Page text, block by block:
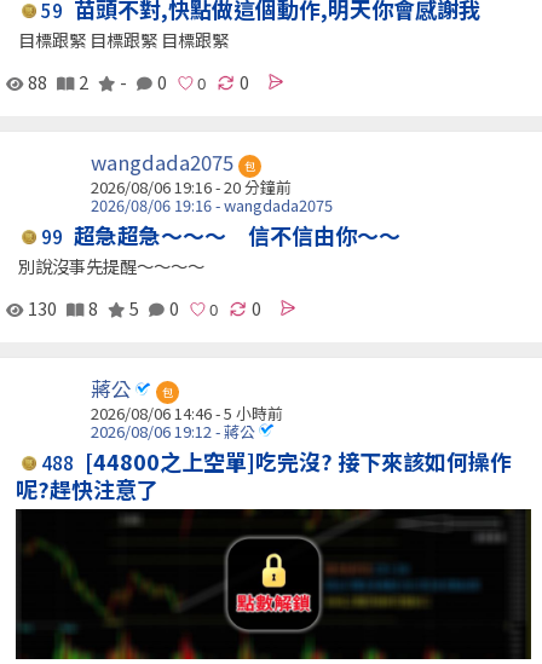
59 苗頭不對,快點做這個動作,明天你會感謝我
目標跟緊 目標跟緊 目標跟緊
88
2 - 0 0
wangdada2075 包
2026/08/06 19:16 -20 分鐘前
2026/08/06 19:16 - wangdada2075
99 超急超急～～～ 信不信由你～～
別說沒事先提醒～～～～
130
8 5 0 0
蔣公 包
2026/08/06 14:46 -5 小時前
2026/08/06 19:12 - 蔣公
488 [44800之上空單]吃完沒? 接下來該如何操作
呢?趕快注意了